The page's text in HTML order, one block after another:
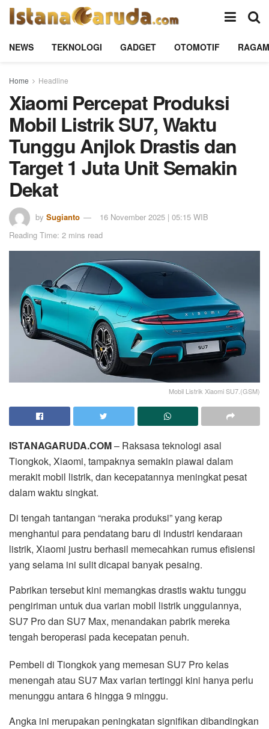
NEWS TEKNOLOGI GADGET OTOMOTIF RAGAM
Home Headline
Xiaomi Percepat Produksi
Mobil Listrik SU7, Waktu
Tunggu Anjlok Drastis dan
Target 1 Juta Unit Semakin
Dekat
by Sugianto
16 November 2025 | 05:15 WIB
Reading Time: 2 mins read
Mobil Listrik Xiaomi SU7.(GSM)
ISTANAGARUDA.COM– Raksasa teknologi asal
Tiongkok, Xiaomi, tampaknya semakin piawai dalam
merakit mobil listrik, dan kecepatannya meningkat pesat
dalam waktu singkat.
Di tengah tantangan “neraka produksi” yang kerap
menghantui para pendatang baru di industri kendaraan
listrik, Xiaomi justru berhasil memecahkan rumus efisiensi
yang selama ini sulit dicapai banyak pesaing.
Pabrikan tersebut kini memangkas drastis waktu tunggu
pengiriman untuk dua varian mobil listrik unggulannya,
SU7 Pro dan SU7 Max, menandakan pabrik mereka
tengah beroperasi pada kecepatan penuh.
Pembeli di Tiongkok yang memesan SU7 Pro kelas
menengah atau SU7 Max varian tertinggi kini hanya perlu
menunggu antara 6 hingga 9 minggu.
Angka ini merupakan peningkatan signifikan dibandingkan